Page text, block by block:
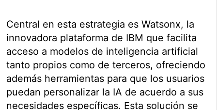
Central en esta estrategia es Watsonx, la
innovadora plataforma de IBM que facilita
acceso a modelos de inteligencia artificial
tanto propios como de terceros, ofreciendo
además herramientas para que los usuarios
puedan personalizar la IA de acuerdo a sus
necesidades específicas. Esta solución se